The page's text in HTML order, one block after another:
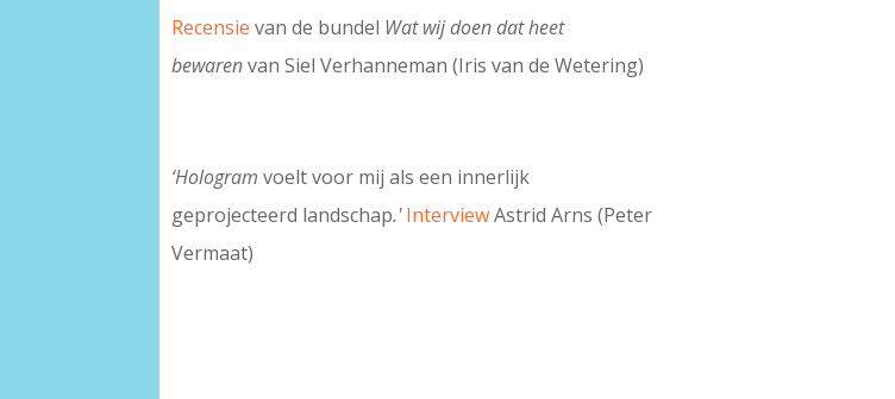
Recensie van de bundel Wat wij doen dat heet
bewarenvan Siel Verhanneman (Iris van de Wetering)
‘Hologramvoelt voor mij als een innerlijk
geprojecteerd landschap.'InterviewAstrid Arns (Peter
Vermaat)